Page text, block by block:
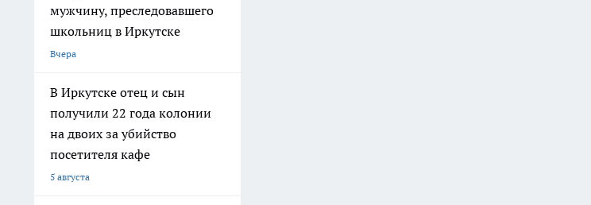
мужчину, преследовавшего
школьниц в Иркутске
Вчера
В Иркутске отец и сын
получили 22 года колонии
на двоих за убийство
посетителя кафе
5 августа